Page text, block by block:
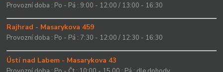
Provozní doba : Po - Pá : 9:00 - 12:00 / 13:00 - 16:30
Rajhrad - Masarykova 459
Provozní doba : Po - Pá : 7:30 - 12:00 / 12:30 - 16:30
Ústí nad Labem - Masarykova 43